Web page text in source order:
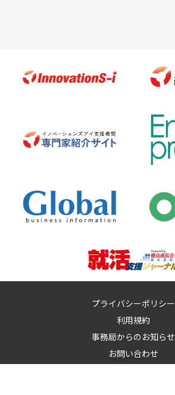
プライバシーポリシー
利用規約
事務局からのお知らせ
お問い合わせ